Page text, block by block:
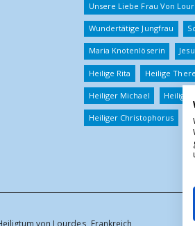
Unsere Liebe Frau Von
Wundertätige Jungfrau
Maria Knotenlöserin
Heilige Rita Heilige
Heiliger Michael Heiliger
Heiliger Christophorus
von Lourdes, Frankreich